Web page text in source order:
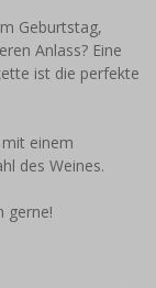
Geburtstag,
Anlass? Eine
ist die perfekte
einem
des Weines.
gerne!